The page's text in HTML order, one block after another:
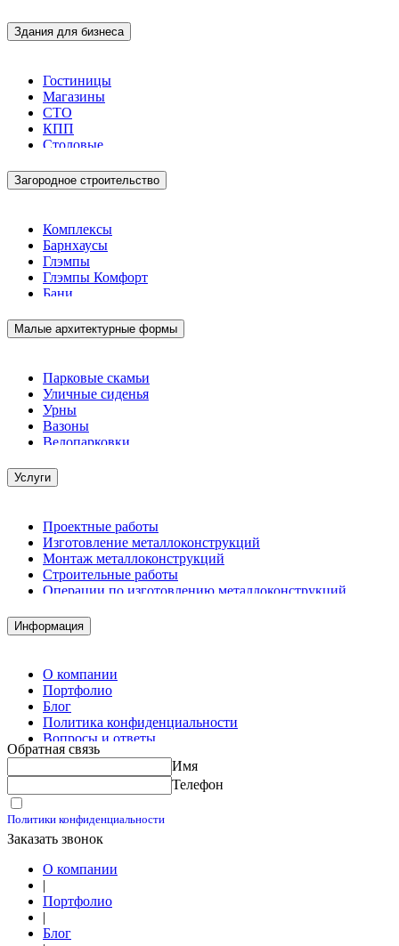
Здания для бизнеса
Гостиницы
Магазины
СТО
КПП
Столовые
Загородное строительство
Комплексы
Барнхаусы
Глэмпы
Глэмпы Комфорт
Бани
Малые архитектурные формы
Парковые скамьи
Уличные сиденья
Урны
Вазоны
Велопарковки
Услуги
Проектные работы
Изготовление металлоконструкций
Монтаж металлоконструкций
Строительные работы
Операции по изготовлению металлоконструкций
Комплектация металлопроката
Изготовление винтовых свай
Информация
О компании
Портфолио
Блог
Политика конфиденциальности
Вопросы и ответы
Контакты
Обратная связь
Имя
Телефон
Политики конфиденциальности
Заказать звонок
О компании
Портфолио
Блог